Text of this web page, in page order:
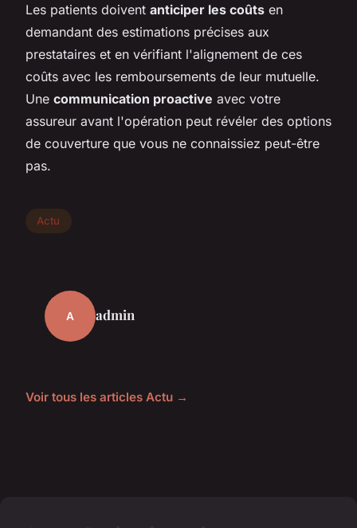
Les patients doivent anticiper les coûts en
demandant des estimations précises aux
prestataires et en vérifiant l'alignement de ces
coûts avec les remboursements de leur mutuelle.
Une communication proactive avec votre
assureur avant l'opération peut révéler des options
de couverture que vous ne connaissiez peut-être
pas.
Actu
A admin
Voir tous les articles Actu →